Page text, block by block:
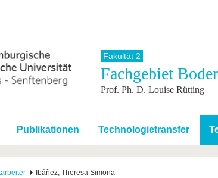
Studium
Studienangebot
Im Studium
Nach dem Studium
International
Internationales
Mit der BTU ins
Für
Studierende
Fakultät 2
Fachgebiet
Prof. Ph. D. Louise Rütting
Publikationen Technologietransfer
Ibáñez, Theresa Simona